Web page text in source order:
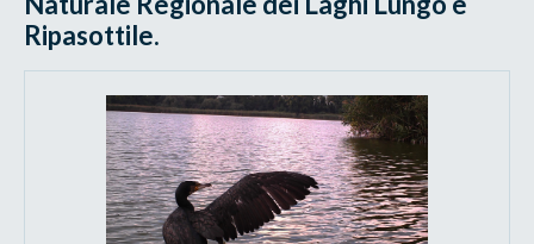
Ripasottile.